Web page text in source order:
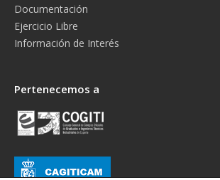
Documentación
Ejercicio Libre
Información de Interés
Pertenecemos a